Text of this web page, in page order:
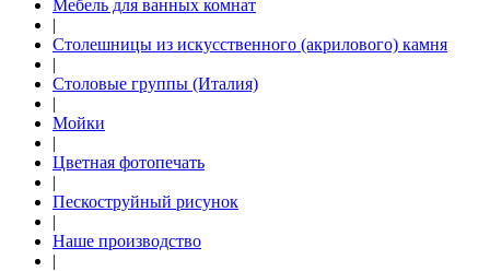
Мебель для ванных комнат
|
Столешницы из искусственного (акрилового) камня
|
Столовые группы (Италия)
|
Мойки
|
Цветная фотопечать
|
Пескоструйный рисунок
|
Наше производство
|